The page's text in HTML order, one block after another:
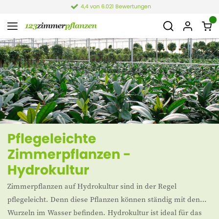
4,4 von 6.021 Bewertungen
Pflegeleichte
Zimmerpflanzen -
Hydrokultur
Zimmerpflanzen auf Hydrokultur sind in der Regel
pflegeleicht. Denn diese Pflanzen können ständig mit den
Wurzeln im Wasser befinden. Hydrokultur ist ideal für das